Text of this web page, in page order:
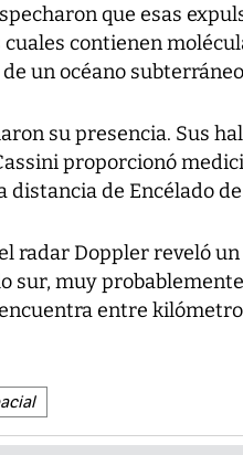
que esas
contienen
un océano
su presencia. Sus
proporcionó
de Encélado de
radar Doppler reveló
sur, muy
entre